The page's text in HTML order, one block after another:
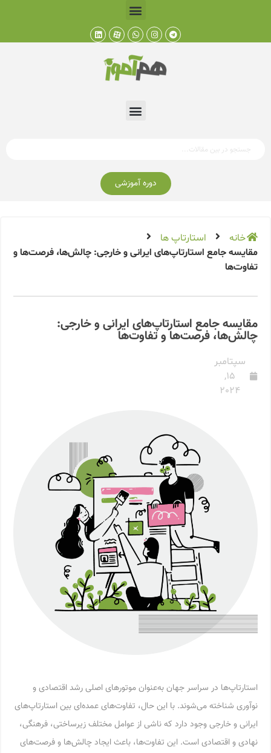
دوره آموزشی
خانه
استارتاپ ها
مقایسه جامع استارتاپ‌های ایرانی و خارجی: چالش‌ها، فرصت‌ها و
تفاوت‌ها
مقایسه جامع استارتاپ‌های ایرانی و خارجی:
چالش‌ها، فرصت‌ها و تفاوت‌ها
سپتامبر
15,
2024
استارتاپ‌ها در سراسر جهان به‌عنوان موتورهای اصلی رشد اقتصادی و
نوآوری شناخته می‌شوند. با این حال، تفاوت‌های عمده‌ای بین استارتاپ‌های
ایرانی و خارجی وجود دارد که ناشی از عوامل مختلف زیرساختی، فرهنگی،
نهادی و اقتصادی است. این تفاوت‌ها، باعث ایجاد چالش‌ها و فرصت‌های